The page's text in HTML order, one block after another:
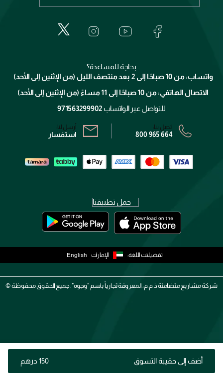
أضف إلى حقيبة التسوق ⁦150⁩ درهم
إيف سان لوران
الإرجاع
خدمات المعارض
برنامج الولاء ميوز
الشروط و الأحكام
سياسة الخصوصية
بحاجة للمساعدة؟
واتساب: من 10 صباحًا إلى 2 بعد منتصف الليل (من الإثنين إلى الأحد)
الاتصال الهاتفي: من 10 صباحًا إلى 11 مساءً (من الإثنين إلى الأحد)
للتواصل عبر الواتساب 971563299902
اتصل بنا:
800 965 664
أرسل لنا:
استفسار
حمل تطبيقنا
تفضيلات اللغة: الإمارات English
شركة مشاريع متضامنة ذ.م.م، المعروفة تجارياً باسم "وجوه". جميع الحقوق محفوظة ©